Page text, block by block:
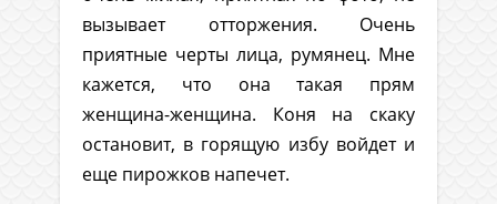
вызывает отторжения. Очень
приятные черты лица, румянец. Мне
кажется, что она такая прям
женщина-женщина. Коня на скаку
остановит, в горящую избу войдет и
еще пирожков напечет.